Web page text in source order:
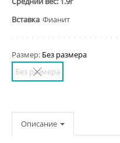
Вставка Фианит
Размер: Без размера
Без размера
Описание